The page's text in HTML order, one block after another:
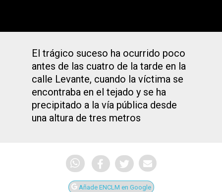
El trágico suceso ha ocurrido poco
antes de las cuatro de la tarde en la
calle Levante, cuando la víctima se
encontraba en el tejado y se ha
precipitado a la vía pública desde
una altura de tres metros
Añade ENCLM en Google